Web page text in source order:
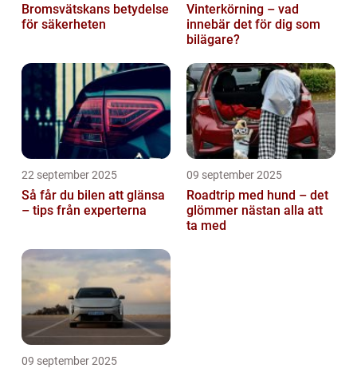
Bromsvätskans betydelse
för säkerheten
Vinterkörning – vad
innebär det för dig som
bilägare?
22 september 2025
Så får du bilen att glänsa
– tips från experterna
09 september 2025
Roadtrip med hund – det
glömmer nästan alla att
ta med
09 september 2025